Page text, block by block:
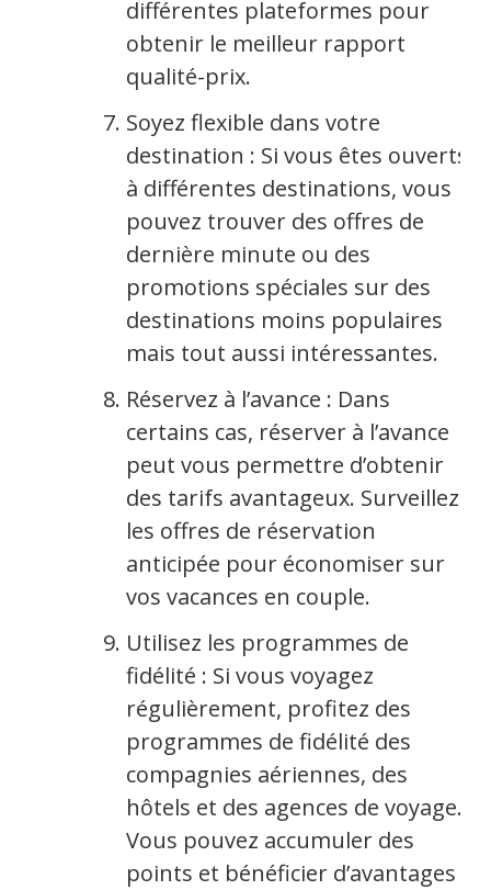
différentes plateformes pour
obtenir le meilleur rapport
qualité-prix.
Soyez flexible dans votre
destination : Si vous êtes ouverts
à différentes destinations, vous
pouvez trouver des offres de
dernière minute ou des
promotions spéciales sur des
destinations moins populaires
mais tout aussi intéressantes.
Réservez à l’avance : Dans
certains cas, réserver à l’avance
peut vous permettre d’obtenir
des tarifs avantageux. Surveillez
les offres de réservation
anticipée pour économiser sur
vos vacances en couple.
Utilisez les programmes de
fidélité : Si vous voyagez
régulièrement, profitez des
programmes de fidélité des
compagnies aériennes, des
hôtels et des agences de voyage.
Vous pouvez accumuler des
points et bénéficier d’avantages